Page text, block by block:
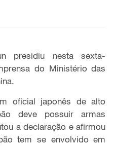
presidiu nesta sexta-
do Ministério das
oficial japonês de alto
deve possuir armas
a declaração e afirmou
tem se envolvidoem